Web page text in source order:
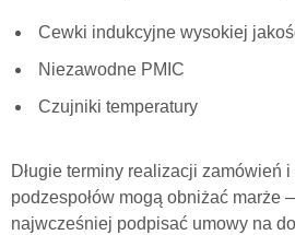
Cewki indukcyjne wysokiej
Niezawodne PMIC
Czujniki temperatury
Długie terminy realizacji zamówień
podzespołów mogą obniżać marże
najwcześniej podpisać umowy na